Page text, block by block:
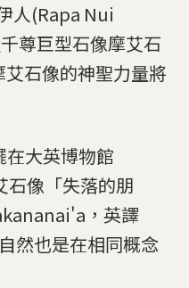
人(Rapa Nui
尊巨型石像摩艾石
石像的神聖力量將
大英博物館
像「失落的朋
，英譯
然也是在相同概念